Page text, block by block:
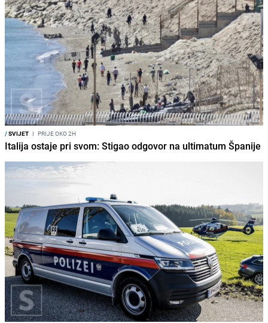
/SVIJET I PRIJE OKO 2H
Italija ostaje pri svom: Stigao odgovor na ultimatum Španije